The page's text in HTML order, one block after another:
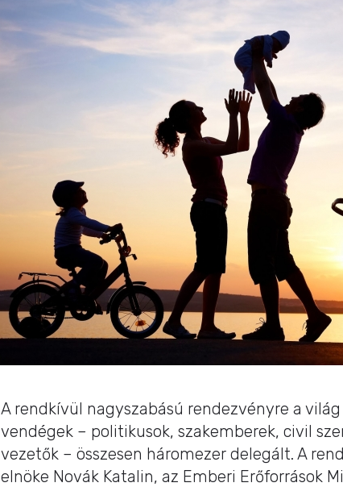
A rendkívül nagyszabású rendezvényre a
vendégek – politikusok, szakemberek, civil
vezetők – összesen háromezer delegált. A
elnöke Novák Katalin, az Emberi Erőforrások